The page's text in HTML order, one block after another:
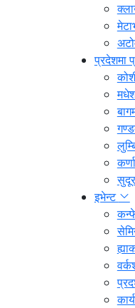
प्रदेशमा
इभेन्ट